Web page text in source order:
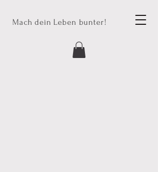
Mach dein Leben bunter!